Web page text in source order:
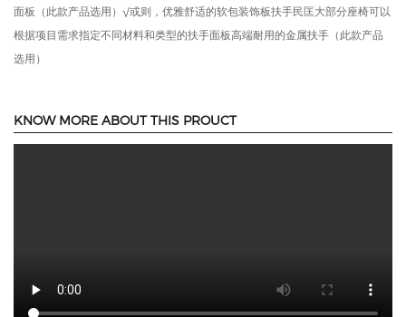
面板（此款产品选用）√或则，优雅舒适的软包装饰板扶手民匡大部分座椅可以
根据项目需求指定不同材料和类型的扶手面板高端耐用的金属扶手（此款产品
选用）
KNOW MORE ABOUT THIS PROUCT